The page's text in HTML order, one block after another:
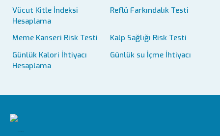
Vücut Kitle İndeksi
Hesaplama
Reflü Farkındalık Testi
Meme Kanseri Risk Testi
Kalp Sağlığı Risk Testi
Günlük Kalori İhtiyacı
Hesaplama
Günlük su İçme İhtiyacı